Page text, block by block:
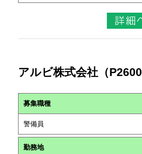
アルビ株式会社（
募集職種
警備員
勤務地